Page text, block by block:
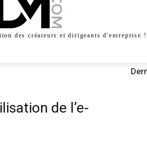
des créateurs et dirigeants d'entreprise !
de l’e-